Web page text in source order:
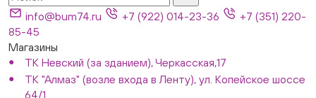
info@bum74.ru +7 (922) 014-23-36
+7 (351) 220-
85-45
Магазины
ТК Невский (за зданием), Черкасская,17
ТК "Алмаз" (возле входа в Ленту), ул. Копейское шоссе
64/1